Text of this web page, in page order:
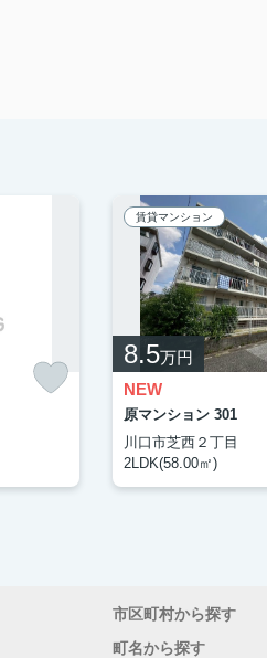
賃貸マンション
8.5万円
NEW
原マンション 301
川口市芝西２丁目
2LDK(58.00㎡)
市区町村から探す
町名から探す